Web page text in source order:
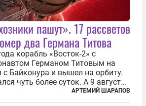
пашут». 17 рассветов
два Германа Титова
корабль «Восток-2» с
Германом Титовым на
с Байконура и вышел на орбиту.
чуть более суток. А 9 августа
космосе получил звезду Героя
и орден Ленина. Миссия Титова
АРТЕМИЙ ШАРАПОВ